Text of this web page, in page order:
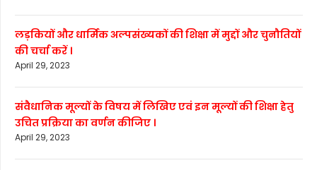
लड़कियों और धार्मिक अल्पसंख्यकों की शिक्षा में मुद्दों और चुनौतियों
की चर्चा करें ।
April 29, 2023
संवैधानिक मूल्यों के विषय में लिखिए एवं इन मूल्यों की शिक्षा हेतु
उचित प्रक्रिया का वर्णन कीजिए ।
April 29, 2023